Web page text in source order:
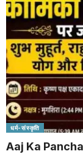
धर्म-संस्कृति
Aaj Ka